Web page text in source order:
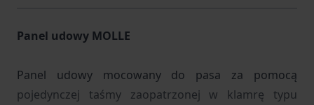
Panel udowy MOLLE
Panel udowy mocowany do pasa za pomocą
pojedynczej taśmy zaopatrzonej w klamrę typu